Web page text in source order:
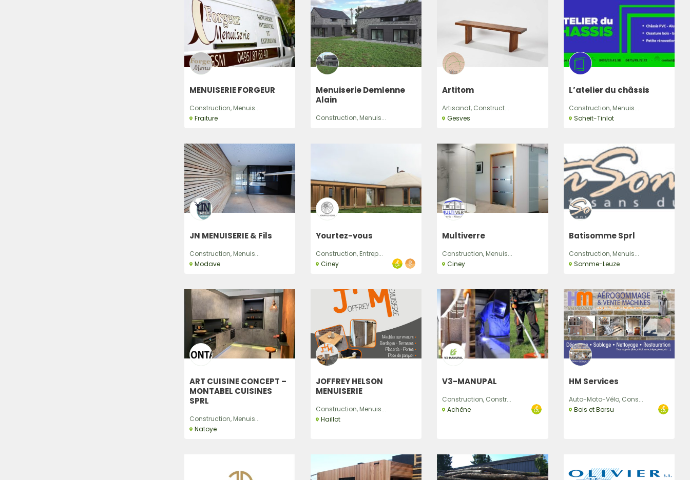
Rechercher
MENUISERIE FORGEUR
Construction, Menuis...
Fraiture
Menuiserie Demlenne
Alain
Construction, Menuis...
Artitom
Artisanat, Construct...
Gesves
L’atelier du châssis
Construction, Menuis...
Soheit-Tinlot
JN MENUISERIE & Fils
Construction, Menuis...
Modave
Yourtez-vous
Construction, Entrep...
Ciney
Multiverre
Construction, Menuis...
Ciney
Batisomme Sprl
Construction, Menuis...
Somme-Leuze
ART CUISINE CONCEPT –
MONTABEL CUISINES
SPRL
Construction, Menuis...
Natoye
JOFFREY HELSON
MENUISERIE
Construction, Menuis...
Haillot
V3-MANUPAL
Construction, Constr...
Achêne
HM Services
Auto-Moto-Vélo, Cons...
Bois et Borsu